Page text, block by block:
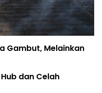
Gambut, Melainkan
dan Celah